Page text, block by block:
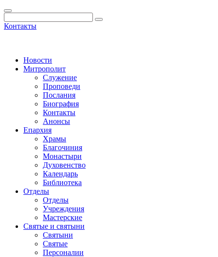
Контакты
Новости
Митрополит
Служение
Проповеди
Послания
Биография
Контакты
Анонсы
Епархия
Храмы
Благочиния
Монастыри
Духовенство
Календарь
Библиотека
Отделы
Отделы
Учреждения
Мастерские
Святые и святыни
Cвятыни
Cвятые
Персоналии